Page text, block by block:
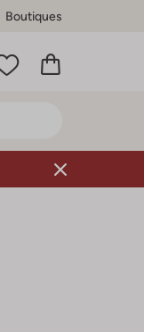
Boutiques